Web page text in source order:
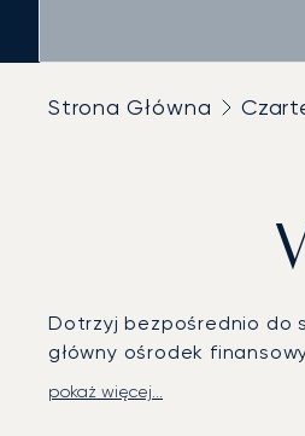
Strona Główna
Dotrzyj bezpośrednio do
główny ośrodek
Niezależnie od tego, czy
pokaż więcej...